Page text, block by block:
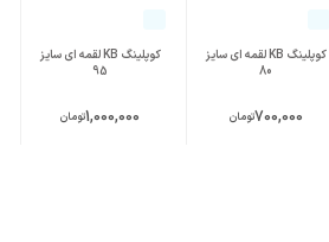
کوپلینگ KB لقمه ای سایز
80
700,000تومان
کوپلینگ KB لقمه ای سایز
95
1,000,000تومان